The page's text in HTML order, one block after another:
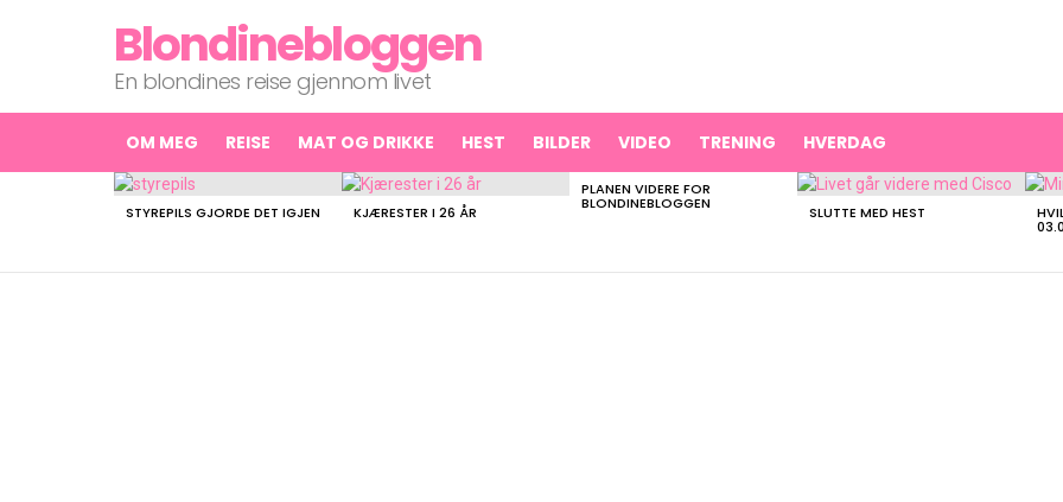
Blondinebloggen
En blondines reise gjennom livet
OM MEG REISE MAT OG DRIKKE HEST BILDER VIDEO TRENING HVERDAG
LATEST
STYREPILS GJORDE DET IGJEN KJÆRESTER I 26 ÅR
PLANEN VIDERE FOR
BLONDINEBLOGGEN SLUTTE MED HEST